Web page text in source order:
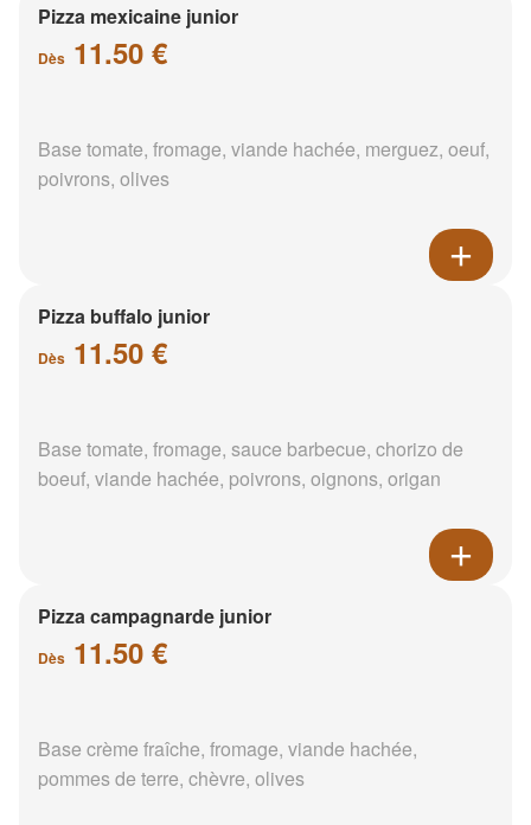
Pizza mexicaine junior
Dès 11.50 €
Base tomate, fromage, viande hachée, merguez, oeuf,
poivrons, olives
Pizza buffalo junior
Dès 11.50 €
Base tomate, fromage, sauce barbecue, chorizo de
boeuf, viande hachée, poivrons, oignons, origan
Pizza campagnarde junior
Dès 11.50 €
Base crème fraîche, fromage, viande hachée,
pommes de terre, chèvre, olives